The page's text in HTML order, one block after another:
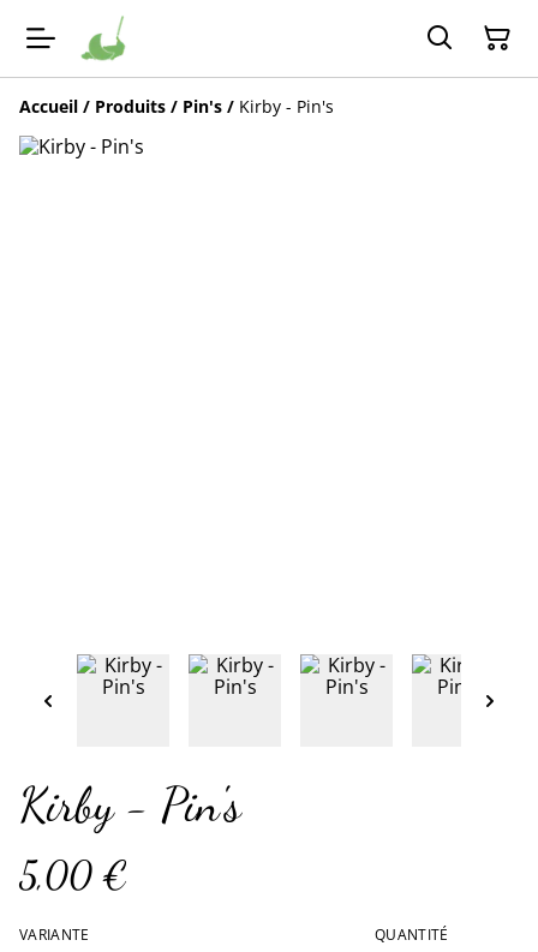
Accueil / Produits / Pin's / Kirby - Pin's
Kirby - Pin's
5,00 €
VARIANTE QUANTITÉ